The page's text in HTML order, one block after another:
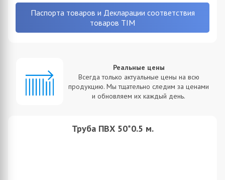
Паспорта товаров и Декларации соответствия
товаров TIM
Реальные цены
Всегда только актуальные цены на всю
продукцию. Мы тщательно следим за ценами
и обновляем их каждый день.
Труба ПВХ 50*0.5 м.